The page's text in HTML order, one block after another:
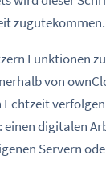
zugutekommen.
Funktionen
von
digitalen
Servern